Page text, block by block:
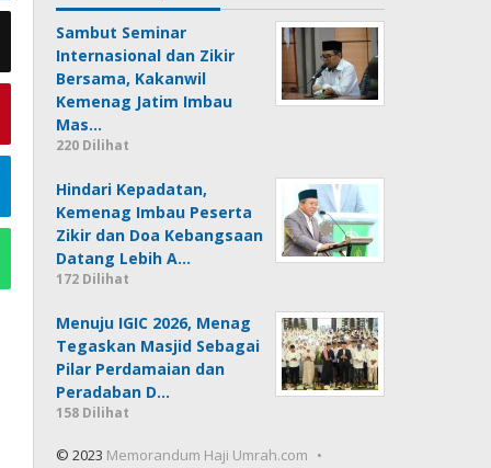
Sambut Seminar
Internasional dan Zikir
Bersama, Kakanwil
Kemenag Jatim Imbau
Mas…
220 Dilihat
Hindari Kepadatan,
Kemenag Imbau Peserta
Zikir dan Doa Kebangsaan
Datang Lebih A…
172 Dilihat
Menuju IGIC 2026, Menag
Tegaskan Masjid Sebagai
Pilar Perdamaian dan
Peradaban D…
158 Dilihat
© 2023 Memorandum Haji Umrah.com